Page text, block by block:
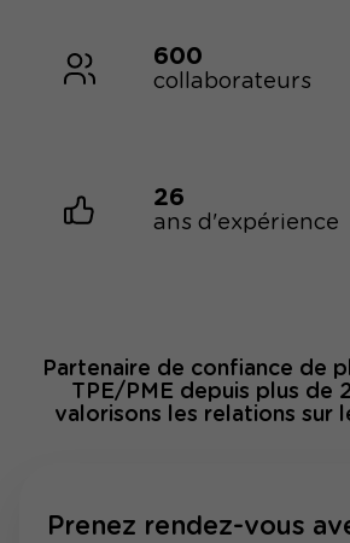
600
collaborateurs
26
ans d'expérience
Partenaire de confiance de
TPE/PME depuis plus de
valorisons les relations sur
Prenez rendez-vous